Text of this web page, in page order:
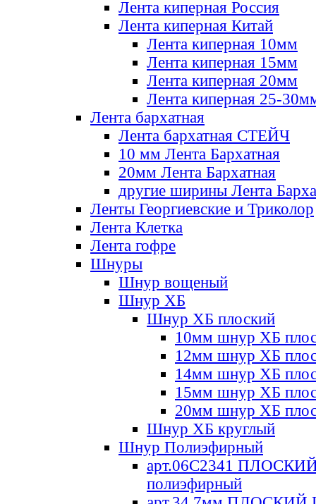
Лента киперная Россия
Лента киперная Китай
Лента киперная 10мм
Лента киперная 15мм
Лента киперная 20мм
Лента киперная 25-
Лента бархатная
Лента бархатная СТЕЙЧ
10 мм Лента Бархатная
20мм Лента Бархатная
другие ширины Лента
Ленты Георгиевские и Триколор
Лента Клетка
Лента гофре
Шнуры
Шнур вощеный
Шнур ХБ
Шнур ХБ плоский
10мм шнур ХБ
12мм шнур ХБ
14мм шнур ХБ
15мм шнур ХБ
20мм шнур ХБ
Шнур ХБ круглый
Шнур Полиэфирный
арт.06С2341
полиэфирный